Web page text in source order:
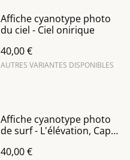
Affiche cyanotype photo
du ciel - Ciel onirique
40,00 €
AUTRES VARIANTES DISPONIBLES
Affiche cyanotype photo
de surf - L'élévation, Cap
40,00 €